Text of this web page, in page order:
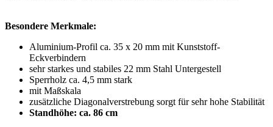
Besondere Merkmale:
Aluminium-Profil ca. 35 x 20 mm mit Kunststoff-
Eckverbindern
sehr starkes und stabiles 22 mm Stahl Untergestell
Sperrholz ca. 4,5 mm stark
mit Maßskala
zusätzliche Diagonalverstrebung sorgt für sehr hohe Stabilität
Standhöhe: ca. 86 cm